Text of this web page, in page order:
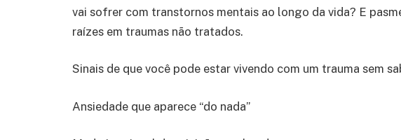
vai sofrer com transtornos mentais ao longo da vida? E
raízes em traumas não tratados.
Sinais de que você pode estar vivendo com um trauma sem
Ansiedade que aparece “do nada”